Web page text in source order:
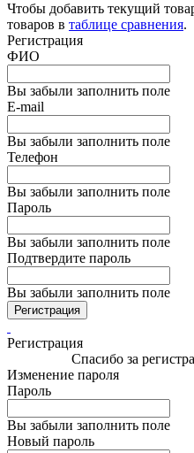
Чтобы добавить текущий
товаров в таблице сравнения.
Регистрация
ФИО
Вы забыли заполнить поле
E-mail
Вы забыли заполнить поле
Телефон
Вы забыли заполнить поле
Пароль
Вы забыли заполнить поле
Подтвердите пароль
Вы забыли заполнить поле
Регистрация
Регистрация
Спасибо за
Изменение пароля
Пароль
Вы забыли заполнить поле
Новый пароль